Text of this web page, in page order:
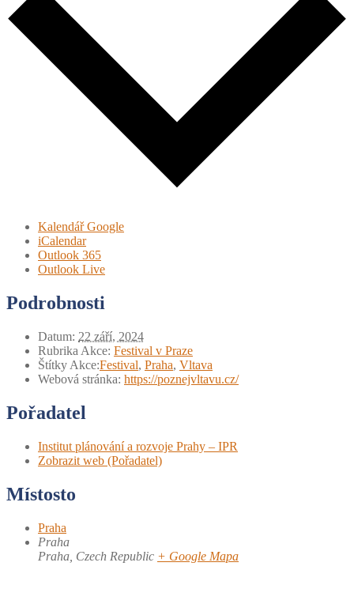
Kalendář Google
iCalendar
Outlook 365
Outlook Live
Podrobnosti
Datum: 22 září, 2024
Rubrika Akce: Festival v Praze
Štítky Akce:Festival, Praha, Vltava
Webová stránka: https://poznejvltavu.cz/
Pořadatel
Institut plánování a rozvoje Prahy – IPR
Zobrazit web (Pořadatel)
Místosto
Praha
Praha
Praha Czech Republic + Google Mapa